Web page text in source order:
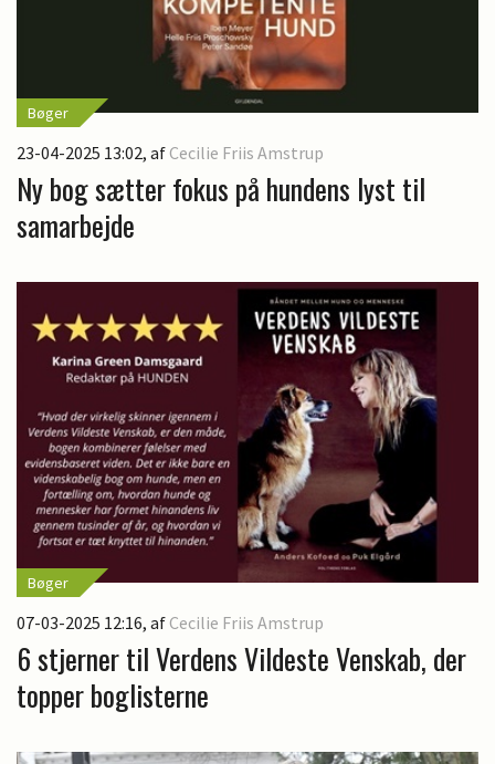
Bøger
23-04-2025 13:02, af Cecilie Friis Amstrup
Ny bog sætter fokus på hundens lyst til
samarbejde
Bøger
07-03-2025 12:16, af Cecilie Friis Amstrup
6 stjerner til Verdens Vildeste Venskab, der
topper boglisterne